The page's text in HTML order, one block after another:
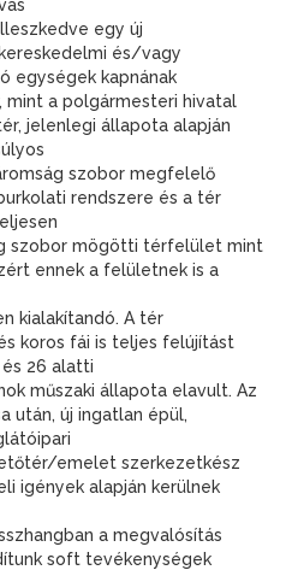
egy új
és/vagy
egységek kapnának
mint a polgármesteri hivatal
jelenlegi állapota alapján
szobor megfelelő
rendszere és a tér
szobor mögötti térfelület mint
ennek a felületnek is a
kialakítandó. A tér
koros fái is teljes felújítást
26 alatti
műszaki állapota elavult. Az
után, új ingatlan épül,
emelet szerkezetkész
igények alapján kerülnek
a megvalósítás
soft tevékenységek